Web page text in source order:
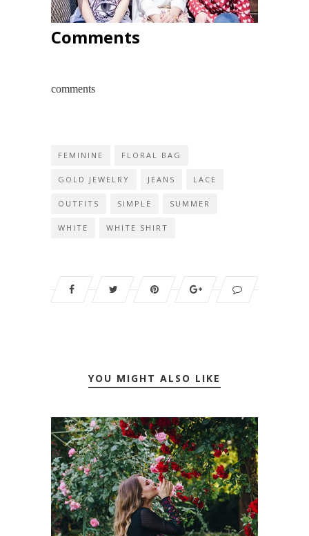
Comments
comments
FEMININE FLORAL BAG
GOLD JEWELRY JEANS LACE
OUTFITS SIMPLE SUMMER
WHITE WHITE SHIRT
YOU MIGHT ALSO LIKE